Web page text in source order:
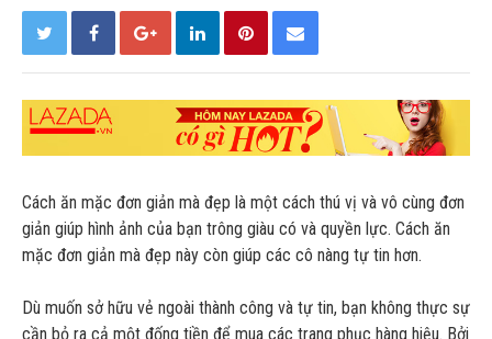
Cách ăn mặc đơn giản mà đẹp là một cách thú vị và vô cùng đơn
giản giúp hình ảnh của bạn trông giàu có và quyền lực. Cách ăn
mặc đơn giản mà đẹp này còn giúp các cô nàng tự tin hơn.
Dù muốn sở hữu vẻ ngoài thành công và tự tin, bạn không thực sự
cần bỏ ra cả một đống tiền để mua các trang phục hàng hiệu. Bởi